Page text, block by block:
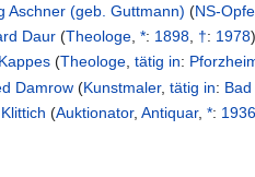
Aschner (geb. Guttmann) (NS-
Daur (Theologe ,*: 1898 †: 1978)
(Theologe,tätig in:
Damrow (Kunstmaler,tätig in:
(Auktionator,Antiquar,*: 1936